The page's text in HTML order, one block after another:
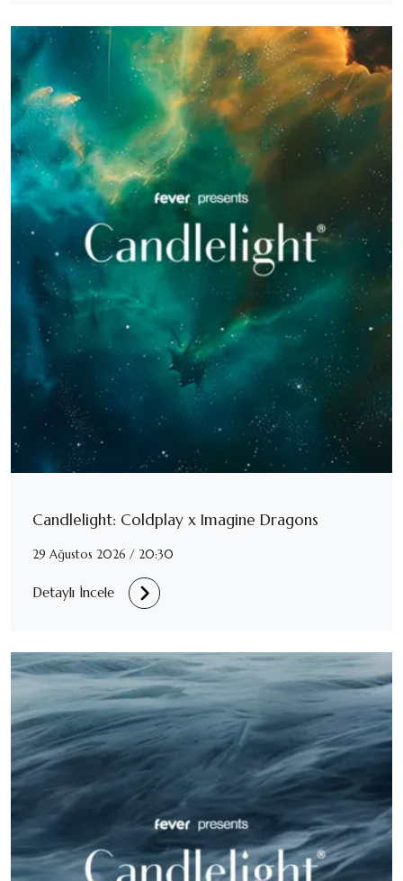
Candlelight: Coldplay x Imagine Dragons
29 Ağustos 2026 / 20:30
Detaylı İncele